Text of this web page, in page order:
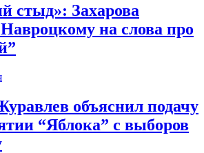
стыд»: Захарова
на слова про
объяснил подачу
“Яблока” с выборов